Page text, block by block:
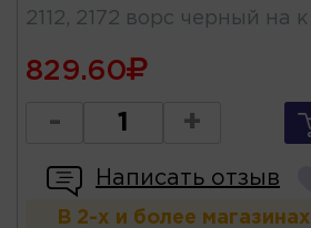
2112, 2172 ворс черный на к
829.60
- +
Написать отзыв
В 2-х и более магазинах